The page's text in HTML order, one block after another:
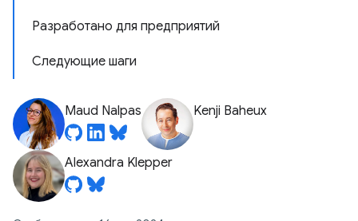
Разработано для предприятий
Следующие шаги
Maud Nalpas Kenji Baheux
Alexandra Klepper